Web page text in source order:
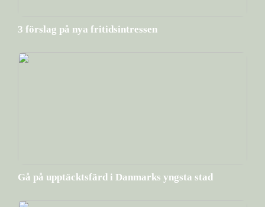
3 förslag på nya fritidsintressen
Gå på upptäcktsfärd i Danmarks yngsta stad